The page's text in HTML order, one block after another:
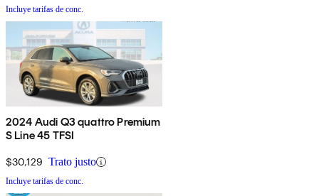
Incluye tarifas de conc.
2024 Audi Q3 quattro Premium
S Line 45 TFSI
$30,129 Trato justo
Incluye tarifas de conc.